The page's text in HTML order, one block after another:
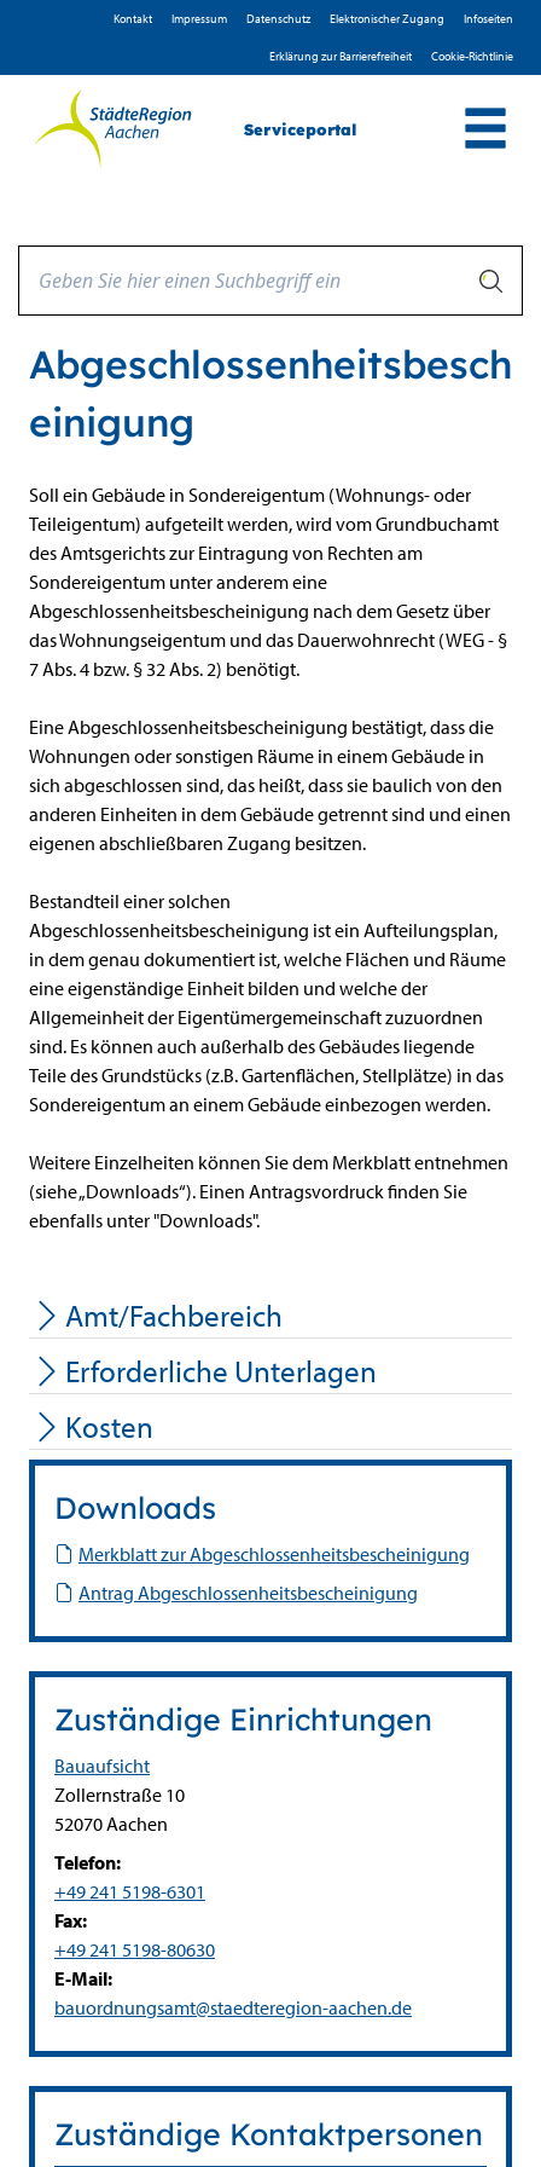
Zum Hauptinhalt springen
Zum Hauptinhalt
Kontakt Impressum D­atenschutz Elektronischer Zugang Infoseiten
Erklärung zur Barrierefreiheit Cookie-Richtlinie
Serviceportal
Abgeschlossenheitsbesch
einigung
Beschreibung
Soll ein Gebäude in Sondereigentum (Wohnungs- oder
Teileigentum) aufgeteilt werden, wird vom Grundbuchamt
des Amtsgerichts zur Eintragung von Rechten am
Sondereigentum unter anderem eine
Abgeschlossenheitsbescheinigung nach dem Gesetz über
das Wohnungseigentum und das Dauerwohnrecht (WEG - §
7 Abs. 4 bzw. § 32 Abs. 2) benötigt.
Eine Abgeschlossenheitsbescheinigung bestätigt, dass die
Wohnungen oder sonstigen Räume in einem Gebäude in
sich abgeschlossen sind, das heißt, dass sie baulich von den
anderen Einheiten in dem Gebäude getrennt sind und einen
eigenen abschließbaren Zugang besitzen.
Bestandteil einer solchen
Abgeschlossenheitsbescheinigung ist ein Aufteilungsplan,
in dem genau dokumentiert ist, welche Flächen und Räume
eine eigenständige Einheit bilden und welche der
Allgemeinheit der Eigentümergemeinschaft zuzuordnen
sind. Es können auch außerhalb des Gebäudes liegende
Teile des Grundstücks (z.B. Gartenflächen, Stellplätze) in das
Sondereigentum an einem Gebäude einbezogen werden.
Weitere Einzelheiten können Sie dem Merkblatt entnehmen
(siehe „Downloads“). Einen Antragsvordruck finden Sie
ebenfalls unter "Downloads".
Amt/Fachbereich
Erforderliche Unterlagen
Kosten
Downloads
Merkblatt zur Abgeschlossenheitsbescheinigung
Antrag Abgeschlossenheitsbescheinigung
Zuständige Einrichtungen
Bauaufsicht
Straße:
Zollernstraße Hausnummer:
10
PLZ:
52070Ort:
Aachen
Telefon:
+49 241 5198-6301
Fax:
+49 241 5198-80630
E-Mail:
bauordnungsamt@staedteregion-aachen.de
Zuständige Kontaktpersonen